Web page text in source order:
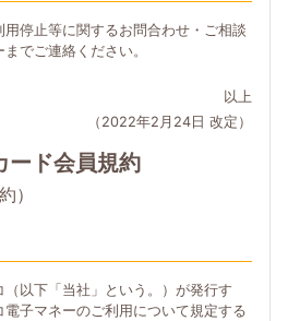
停止等に関するお問合わせ・ご相談
でご連絡ください。
以上
（2022年2月24日 改定）
ード会員規約
）
以下「当社」という。）が発行す
子マネーのご利用について規定する